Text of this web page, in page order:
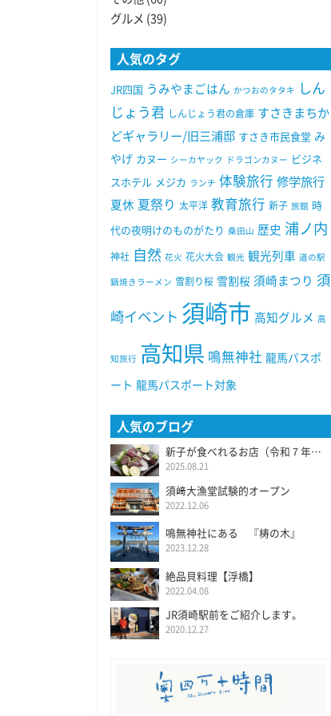
グルメ (39)
人気のタグ
JR四国 うみやまごはん かつおのタタキ
しん
じょう君
しんじょう君の倉庫 すさきまちか
どギャラリー/旧三浦邸 すさき市民食堂 み
やげ カヌー シーカヤック ドラゴンカヌー ビジネ
スホテル メジカ ランチ 体験旅行 修学旅行
夏休 夏祭り 太平洋 教育旅行 新子 旅館 時
代の夜明けのものがたり 桑田山 歴史 浦ノ内
神社 自然 花火 花火大会 観光 観光列車 道の駅
鍋焼きラーメン 雪割り桜 雪割桜 須崎まつり 須
崎イベント 須崎市 高知グルメ 高
知旅行 高知県 鳴無神社 龍馬パスポ
ート 龍馬パスポート対象
人気のブログ
新子が食べれるお店（令和７年度）
2025.08.21
須﨑大漁堂試験的オープン
2022.12.06
鳴無神社にある 『梼の木』
2023.12.28
絶品貝料理【浮橋】
2022.04.08
JR須崎駅前をご紹介します。
2020.12.27